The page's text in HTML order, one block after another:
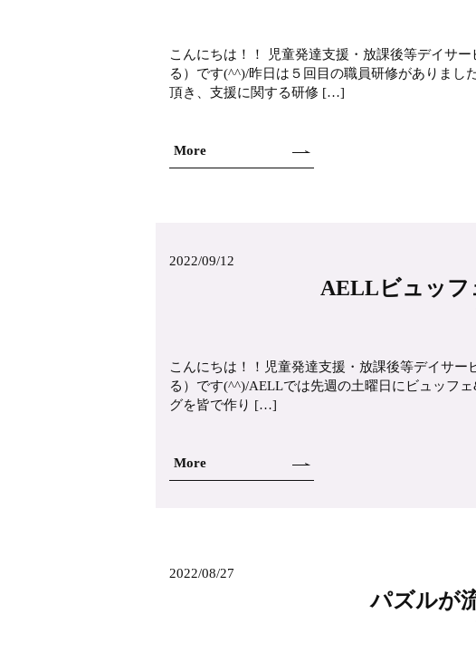
こんにちは！！ 児童発達支援・放課後等デイサ
る）です(^^)/昨日は５回目の職員研修がありまし
頂き、支援に関する研修 […]
More
2022/09/12
AELLビュッフ
こんにちは！！児童発達支援・放課後等デイサ
る）です(^^)/AELLでは先週の土曜日にビュッフ
グを皆で作り […]
More
2022/08/27
パズルが